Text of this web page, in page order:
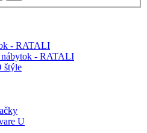
- RATALI
- RATALI
štýle
U